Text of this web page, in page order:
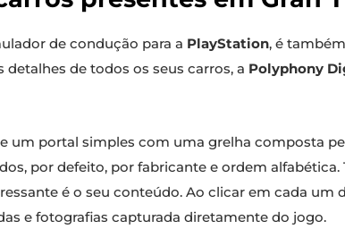
de condução para a PlayStation, é
de todos os seus carros, a Polyphony
um portal simples com uma grelha composta
por defeito, por fabricante e ordem alfabética.
é o seu conteúdo. Ao clicar em cada um
e fotografias capturada diretamente do jogo.